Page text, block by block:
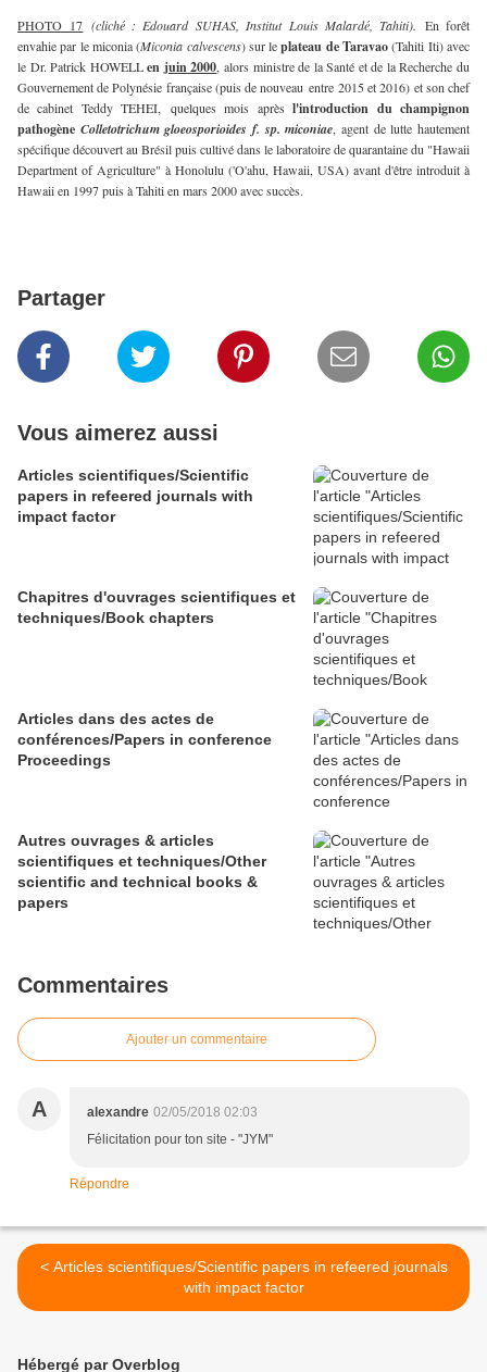
PHOTO 17 (cliché : Edouard SUHAS, Institut Louis Malardé, Tahiti).
En forêt
envahie par le miconia (Miconia calvescens) sur leplateau de Taravao(Tahiti Iti) avec
le Dr. Patrick HOWELLen juin 2000, alors ministre de la Santé et de la Recherche du
Gouvernement de Polynésie française (puis de nouveau entre 2015 et 2016) et son chef
de cabinet Teddy TEHEI, quelques mois aprèsl'introduction du champignon
pathogène Colletotrichum gloeosporioides f. sp. miconiae, agent de lutte hautement
spécifique découvert au Brésil puis cultivé dans le laboratoire de quarantaine du "Hawaii
Department of Agriculture" à Honolulu ('O'ahu, Hawaii, USA) avant d'être introduit à
Hawaii en 1997 puis à Tahiti en mars 2000 avec succès.
Partager
Vous aimerez aussi
Articles scientifiques/Scientific
papers in refeered journals with
impact factor
Chapitres d'ouvrages scientifiques et
techniques/Book chapters
Articles dans des actes de
conférences/Papers in conference
Proceedings
Autres ouvrages & articles
scientifiques et techniques/Other
scientific and technical books &
papers
Commentaires
Ajouter un commentaire
A alexandre 02/05/2018 02:03
Félicitation pour ton site - "JYM"
Répondre
< Articles scientifiques/Scientific papers in refeered journals
with impact factor
Hébergé par Overblog